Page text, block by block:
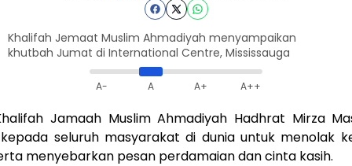
Khalifah Jemaat Muslim Ahmadiyah menyampaikan
khutbah Jumat di International Centre, Mississauga
A- A A+ A++
Jamaah Muslim Ahmadiyah Hadhrat Mirza
seluruh masyarakat di dunia untuk menolak
menyebarkan pesan perdamaian dan cinta kasih.